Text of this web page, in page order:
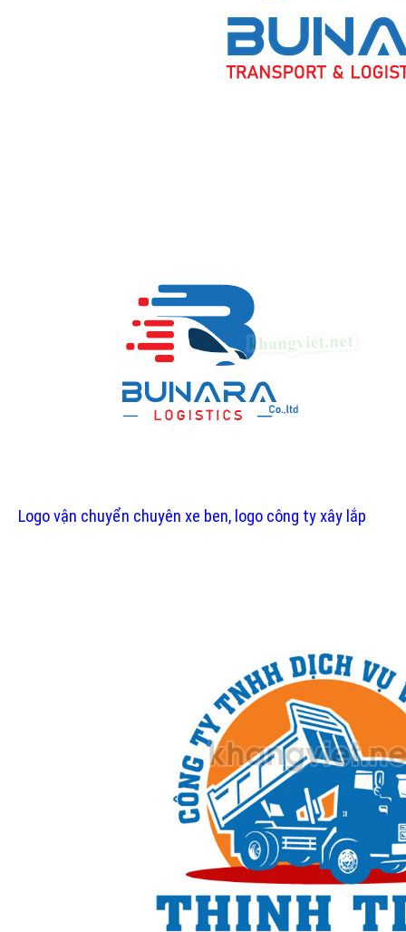
Logo vận chuyển chuyên xe ben, logo công ty xây lắp